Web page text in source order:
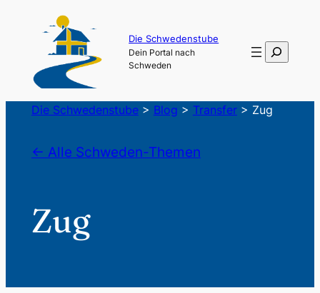
Die Schwedenstube
Dein Portal nach
Schweden
Suchen
Die Schwedenstube> Blog > Transfer> Zug
← Alle Schweden-Themen
Zug